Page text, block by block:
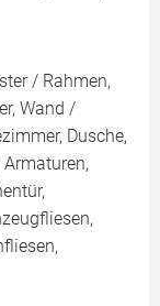
/ Rahmen,
Wand /
Dusche,